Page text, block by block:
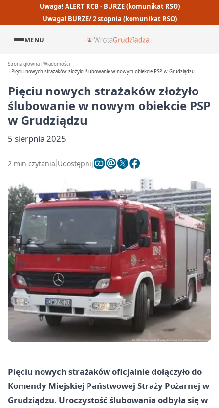
Uwaga! ALERT RCB - BURZE (komunikat RSO)
Uwaga! BURZE/ 2 stopnia (komunikat RSO)
MENU
Strona główna Wiadomości
Pięciu nowych strażaków złożyło ślubowanie w nowym obiekcie PSP w Grudziądzu
Pięciu nowych strażaków złożyło
ślubowanie w nowym obiekcie PSP
w Grudziądzu
5 sierpnia 2025
2 min czytania Udostępnij
Pięciu nowych strażaków oficjalnie dołączyło do
Komendy Miejskiej Państwowej Straży Pożarnej w
Grudziądzu. Uroczystość ślubowania odbyła się w